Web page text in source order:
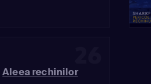
Aleea rechinilor